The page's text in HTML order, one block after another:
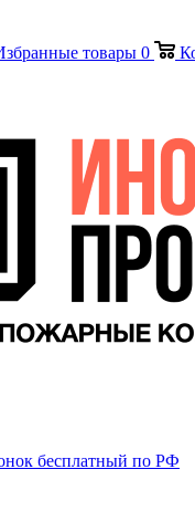
товары 0
бесплатный по РФ